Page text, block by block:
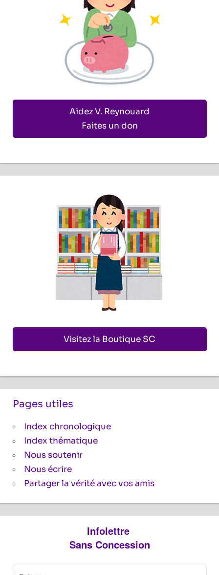
Aidez V. Reynouard
Faites un don
Visitez la Boutique SC
Pages utiles
Index chronologique
Index thématique
Nous soutenir
Nous écrire
Partager la vérité avec vos amis
Infolettre
Sans Concession